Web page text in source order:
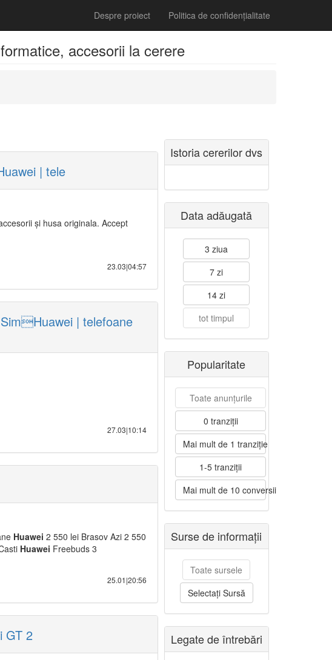
Despre proiect Politica de confidențialitate
accesorii la cerere
| tele
și husa originala. Accept
23.03|04:57
| telefoane
27.03|10:14
Huawei 2 550 lei Brasov Azi 2 550
Huawei Freebuds 3
25.01|20:56
GT 2
Istoria cererilor dvs
Data adăugată
3 ziua
7 zi
14 zi
tot timpul
Popularitate
Toate anunțurile
0 tranziții
Mai mult de 1 tranziție
1-5 tranziții
Mai mult de 10 conversii
Surse de informații
Toate sursele
Selectați Sursă
Legate de întrebări